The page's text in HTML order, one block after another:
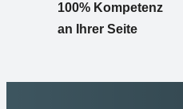
100% Kompetenz
an Ihrer Seite